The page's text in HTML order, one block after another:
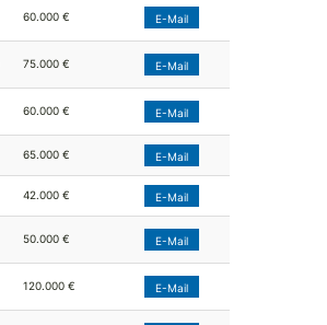
60.000 € E-Mail
75.000 € E-Mail
60.000 € E-Mail
65.000 € E-Mail
42.000 € E-Mail
50.000 € E-Mail
120.000 € E-Mail